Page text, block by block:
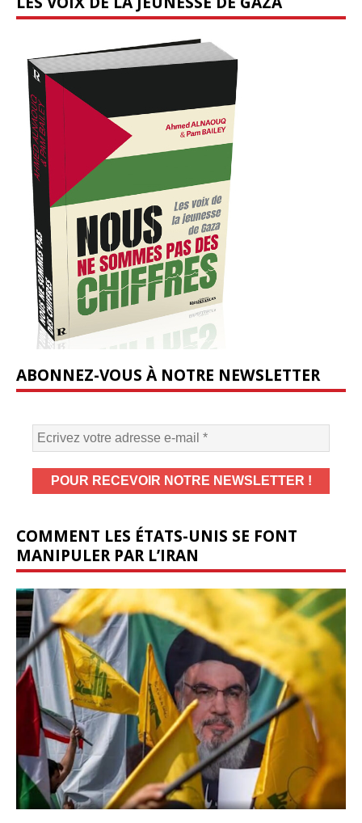
ABONNEZ-VOUS À NOTRE NEWSLETTER
COMMENT LES ÉTATS-UNIS SE FONT
MANIPULER PAR L’IRAN